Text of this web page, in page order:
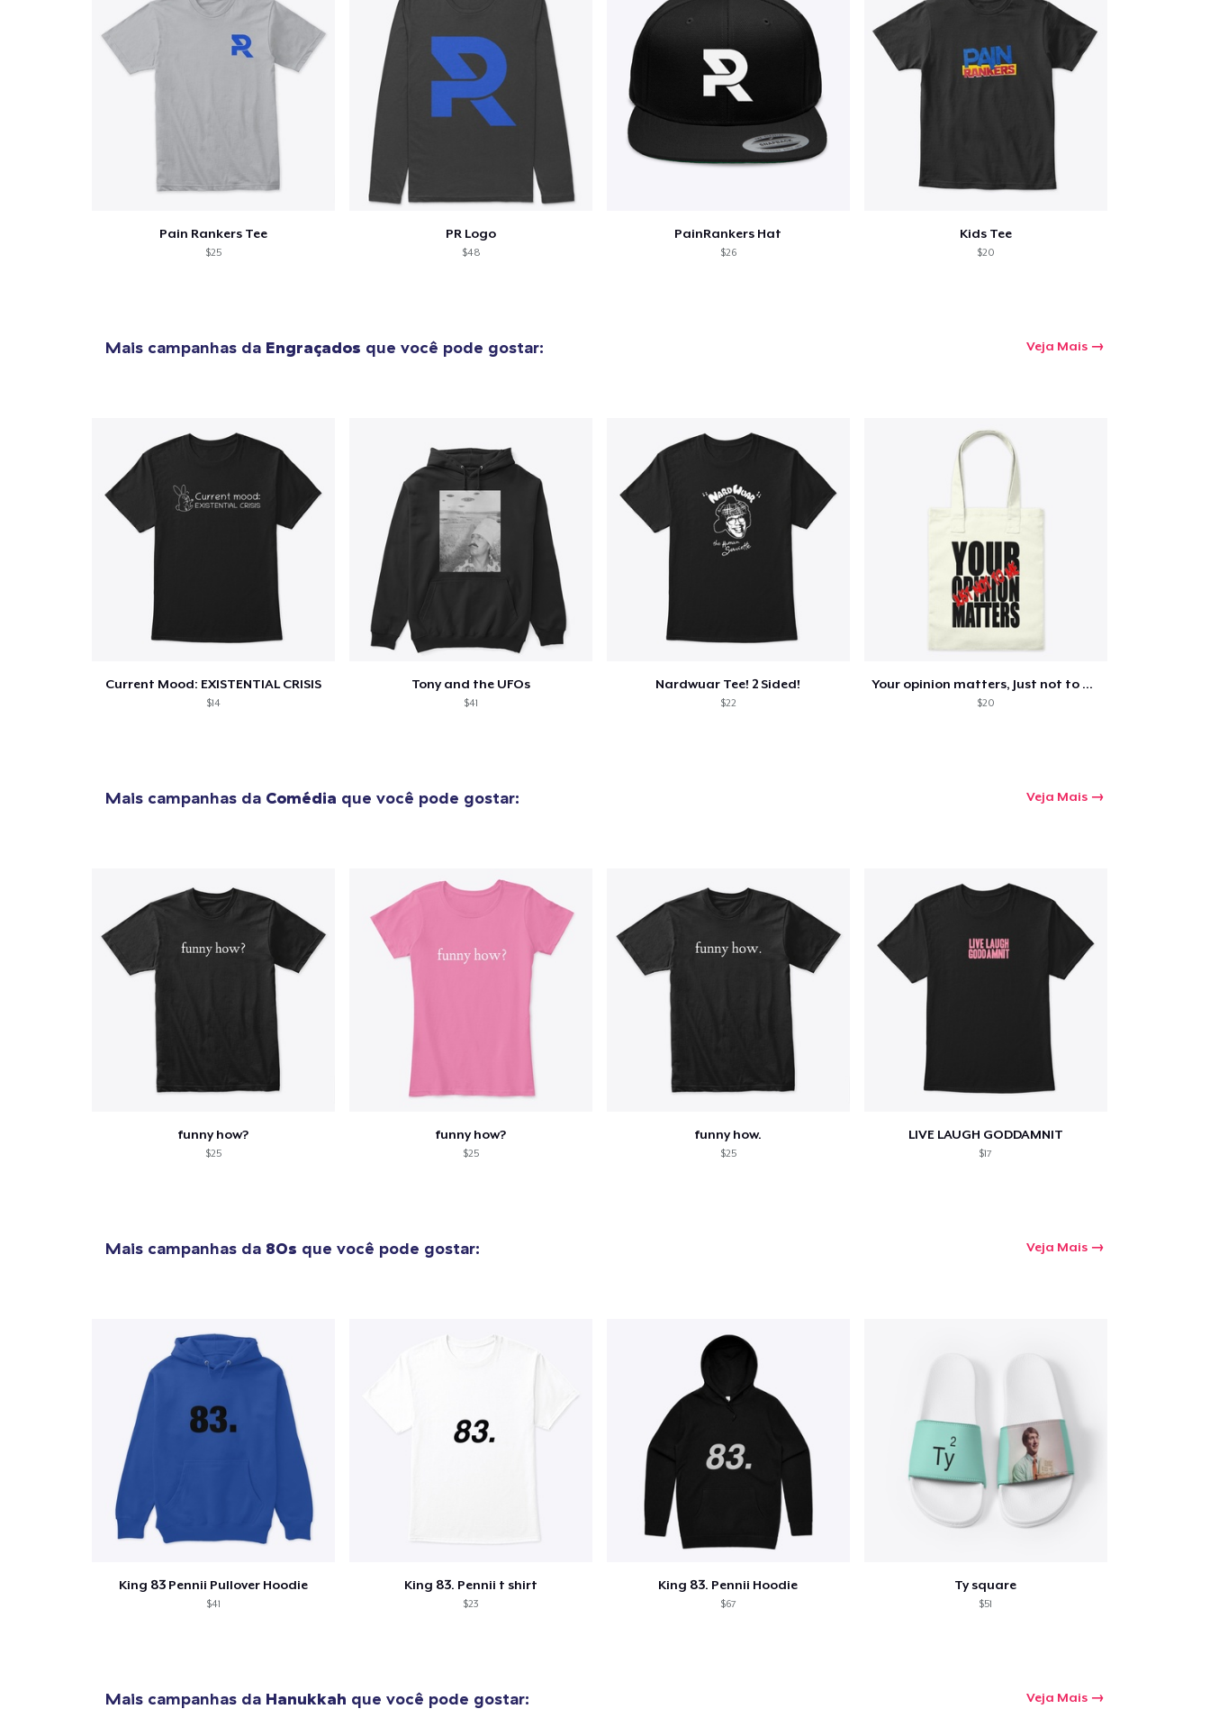
Pain Rankers Tee
$25
PR Logo
$48
PainRankers Hat
$26
Kids Tee
$20
Mais campanhas da Engraçados que você pode gostar: Veja Mais
Current Mood: EXISTENTIAL CRISIS
$14
Tony and the UFOs
$41
Nardwuar Tee! 2 Sided!
$22
Your opinion matters, Just not to me!
$20
Mais campanhas da Comédia que você pode gostar: Veja Mais
funny how?
$25
funny how?
$25
funny how.
$25
LIVE LAUGH GODDAMNIT
$17
Mais campanhas da 80s que você pode gostar: Veja Mais
King 83 Pennii Pullover Hoodie
$41
King 83. Pennii t shirt
$23
King 83. Pennii Hoodie
$67
Ty square
$51
Mais campanhas da Hanukkah que você pode gostar: Veja Mais
Ir para o carrinho
Seguir para a Finalização da
Compra
Continuar Comprando